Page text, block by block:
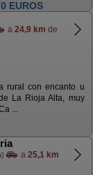
a 24,9 km de
rural con encanto u
La Rioja Alta, muy
...
a 25,1 km